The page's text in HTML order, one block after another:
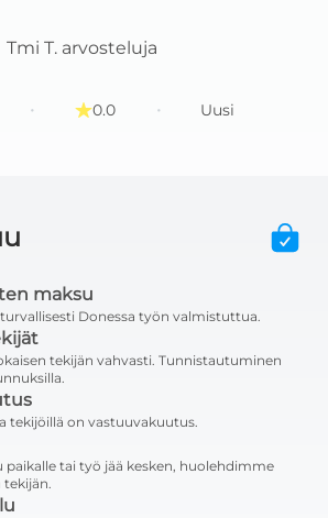
Tmi T. arvosteluja
· 0.0 · Uusi
maksu
Donessa työn valmistuttua.
tekijän vahvasti. Tunnistautuminen
tekijöillä on vastuuvakuutus.
paikalle tai työ jää kesken, huolehdimme
tekijän.